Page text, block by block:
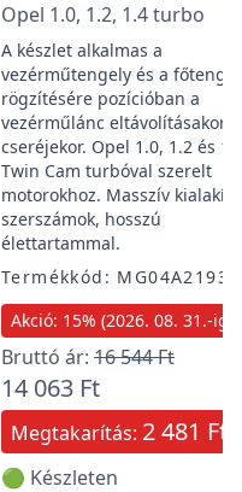
Opel 1.0, 1.2, 1.4 turbo
A készlet alkalmas a
vezérműtengely és a
rögzítésére pozícióban a
vezérműlánc eltávolításakor
cseréjekor. Opel 1.0, 1.2 és
Twin Cam turbóval szerelt
motorokhoz. Masszív
szerszámok, hosszú
élettartammal.
Termékkód: MG04A2193
Akció: 15% (2026. 08. 31.-ig)
Bruttó ár: 16 544 Ft
14 063 Ft
Megtakarítás: 2 481 Ft
🟢 Készleten